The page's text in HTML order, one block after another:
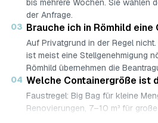
bis mehrere Wochen. Sie wählen
der Anfrage.
03 Brauche ich in Römhild eine
Auf Privatgrund in der Regel
ist meist eine Stellgenehmigung
Römhild übernehmen die
04 Welche Containergröße ist
Faustregel: Big Bag für kleine
Renovierungen, 7–10 m³ für